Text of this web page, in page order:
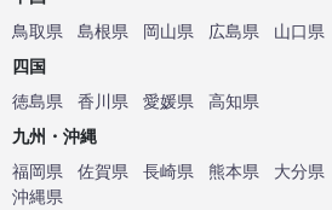
鳥取県
島根県 岡山県 広島県
山口県
四国
徳島県
香川県 愛媛県
高知県
九州・沖縄
福岡県
佐賀県 長崎県 熊本県 大分県
沖縄県